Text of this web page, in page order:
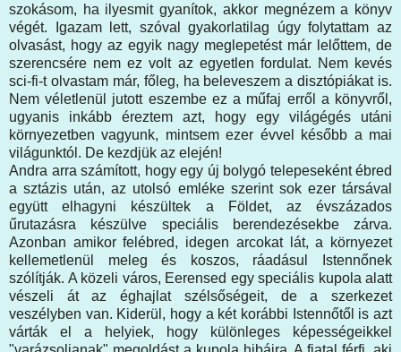
szokásom, ha ilyesmit gyanítok, akkor megnézem a könyv
végét. Igazam lett, szóval gyakorlatilag úgy folytattam az
olvasást, hogy az egyik nagy meglepetést már lelőttem, de
szerencsére nem ez volt az egyetlen fordulat. Nem kevés
sci-fi-t olvastam már, főleg, ha beleveszem a disztópiákat is.
Nem véletlenül jutott eszembe ez a műfaj erről a könyvről,
ugyanis inkább éreztem azt, hogy egy világégés utáni
környezetben vagyunk, mintsem ezer évvel később a mai
világunktól. De kezdjük az elején!
Andra arra számított, hogy egy új bolygó telepeseként ébred
a sztázis után, az utolsó emléke szerint sok ezer társával
együtt elhagyni készültek a Földet, az évszázados
űrutazásra készülve speciális berendezésekbe zárva.
Azonban amikor felébred, idegen arcokat lát, a környezet
kellemetlenül meleg és koszos, ráadásul Istennőnek
szólítják. A közeli város, Eerensed egy speciális kupola alatt
vészeli át az éghajlat szélsőségeit, de a szerkezet
veszélyben van. Kiderül, hogy a két korábbi Istennőtől is azt
várták el a helyiek, hogy különleges képességeikkel